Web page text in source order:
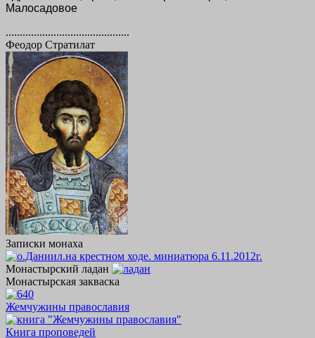
Малосадовое
............................................
Феодор Стратилат
Записки монаха
Монастырский ладан
Монастырская закваска
Жемчужины православия
Книга проповедей